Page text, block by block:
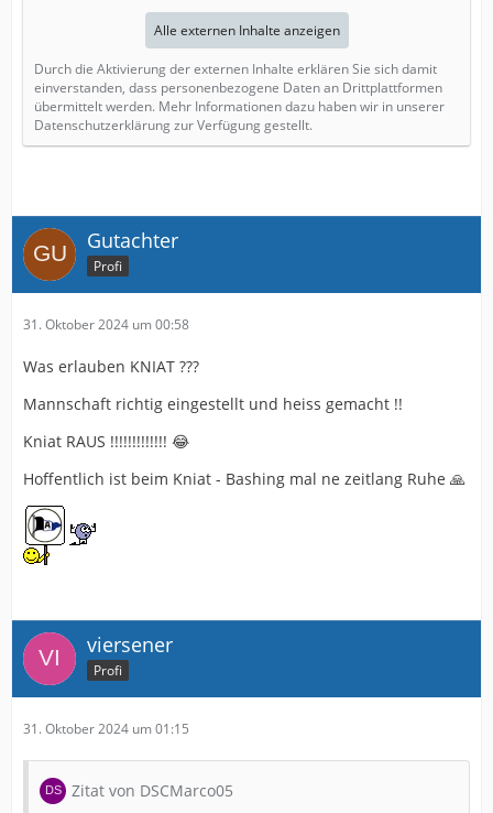
Alle externen Inhalte anzeigen
Durch die Aktivierung der externen Inhalte erklären Sie sich damit
einverstanden, dass personenbezogene Daten an Drittplattformen
übermittelt werden. Mehr Informationen dazu haben wir in unserer
Datenschutzerklärung zur Verfügung gestellt.
Gutachter
Profi
31. Oktober 2024 um 00:58
Was erlauben KNIAT ???
Mannschaft richtig eingestellt und heiss gemacht !!
Kniat RAUS !!!!!!!!!!!!! 😂
Hoffentlich ist beim Kniat - Bashing mal ne zeitlang Ruhe 🙏
viersener
Profi
31. Oktober 2024 um 01:15
Zitat von DSCMarco05